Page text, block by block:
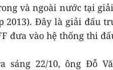
và ngoài nước tại
2013). Đây là giải đấu
đưa vào hệ thống thi
sáng 22/10, ông Đỗ